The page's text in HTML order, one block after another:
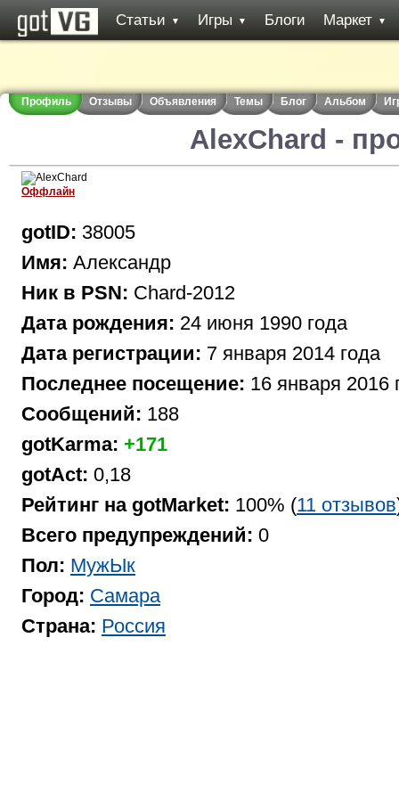
Статьи ▼ Игры ▼ Блоги Маркет ▼
Профиль Отзывы Объявления Темы Блог Альбом
AlexChard -
Оффлайн
gotID: 38005
Имя: Александр
Ник в PSN: Chard-2012
Дата рождения: 24 июня 1990 года
Дата регистрации: 7 января 2014 года
Последнее посещение: 16 января 2016
Сообщений: 188
gotKarma: +171
gotAct: 0,18
Рейтинг на gotMarket: 100% (11 отзывов
Всего предупреждений: 0
Пол: МужЫк
Город: Самара
Страна: Россия